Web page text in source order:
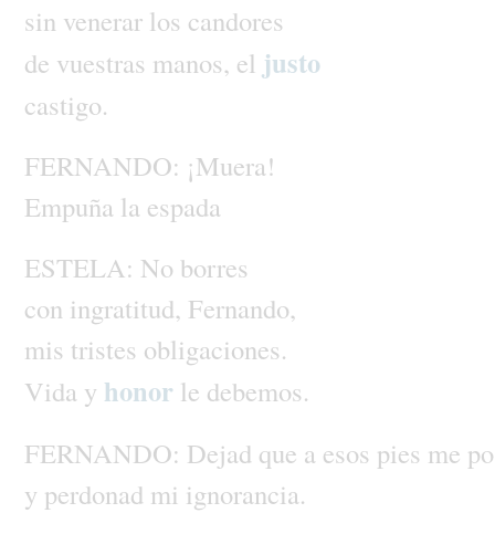
sin venerar los candores
de vuestras manos, el justo
castigo.
FERNANDO: ¡Muera!
Empuña la espada
ESTELA: No borres
con ingratitud, Fernando,
mis tristes obligaciones.
Vida y honor le debemos.
FERNANDO: Dejad que a esos pies me
y perdonad mi ignorancia.